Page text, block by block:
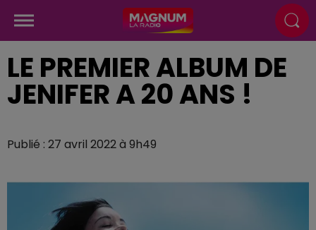
LE PREMIER ALBUM DE
JENIFER A 20 ANS !
Publié : 27 avril 2022 à 9h49